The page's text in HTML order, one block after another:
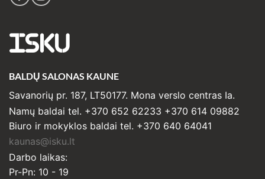
ISKU
BALDŲ SALONAS KAUNE
Savanorių pr. 187, LT50177. Mona verslo centras Ia.
Namų baldai tel. +370 652 62233 +370 614 09882
Biuro ir mokyklos baldai tel. +370 640 64041
kaunas@isku.lt
Darbo laikas:
Pr-Pn: 10 - 19